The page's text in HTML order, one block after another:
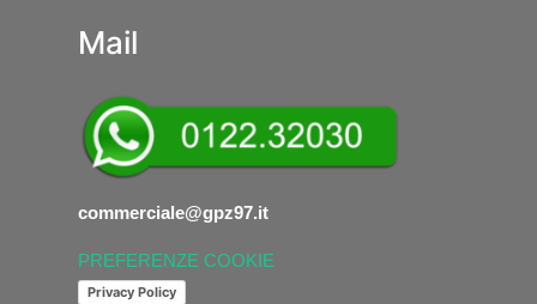
Mail
commerciale@gpz97.it
PREFERENZE COOKIE
Privacy Policy